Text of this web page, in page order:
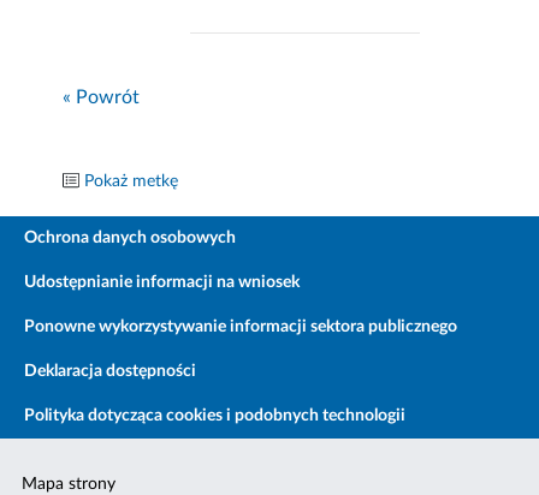
« Powrót
Pokaż metkę
Ochrona danych osobowych
Udostępnianie informacji na wniosek
Ponowne wykorzystywanie informacji sektora publicznego
Deklaracja dostępności
Polityka dotycząca cookies i podobnych technologii
Mapa strony